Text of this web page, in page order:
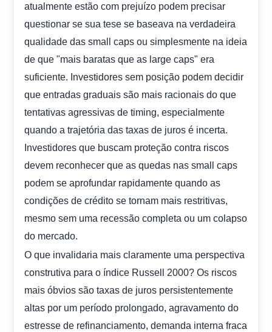
atualmente estão com prejuízo podem precisar
questionar se sua tese se baseava na verdadeira
qualidade das small caps ou simplesmente na ideia
de que "mais baratas que as large caps" era
suficiente. Investidores sem posição podem decidir
que entradas graduais são mais racionais do que
tentativas agressivas de timing, especialmente
quando a trajetória das taxas de juros é incerta.
Investidores que buscam proteção contra riscos
devem reconhecer que as quedas nas small caps
podem se aprofundar rapidamente quando as
condições de crédito se tornam mais restritivas,
mesmo sem uma recessão completa ou um colapso
do mercado.
O que invalidaria mais claramente uma perspectiva
construtiva para o índice Russell 2000? Os riscos
mais óbvios são taxas de juros persistentemente
altas por um período prolongado, agravamento do
estresse de refinanciamento, demanda interna fraca